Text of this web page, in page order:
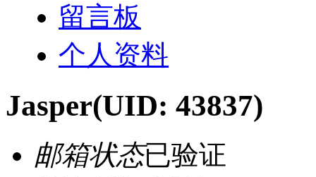
留言板
个人资料
Jasper(UID: 43837)
邮箱状态已验证